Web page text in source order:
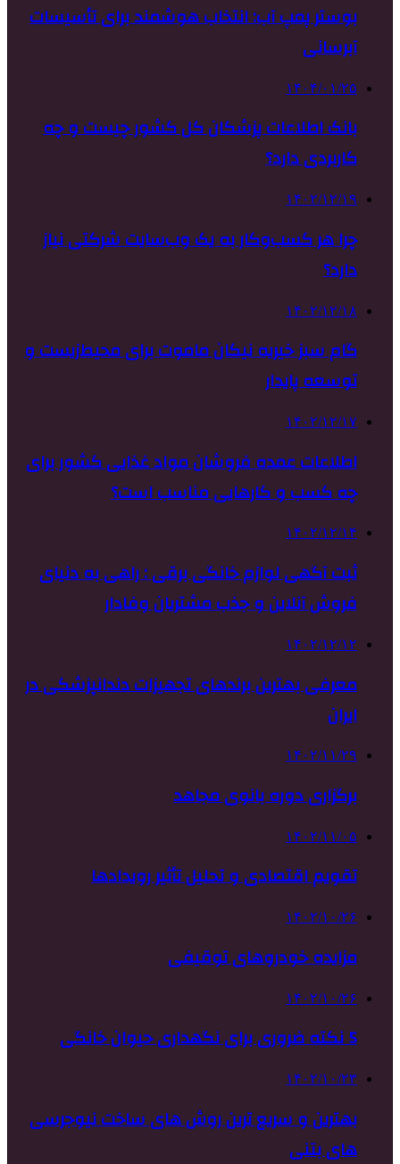
بوستر پمپ آب: انتخاب هوشمند برای تأسیسات
آبرسانی
۱۴۰۴/۰۱/۲۵
بانک اطلاعات پزشکان کل کشور چیست و چه
کاربردی دارد؟
۱۴۰۲/۱۲/۱۹
چرا هر کسب‌وکار به یک وب‌سایت شرکتی نیاز
دارد؟
۱۴۰۲/۱۲/۱۸
گام سبز خیریه نیکان ماموت برای محیط‌زیست و
توسعه پایدار
۱۴۰۲/۱۲/۱۷
اطلاعات عمده فروشان مواد غذایی کشور برای
چه کسب و کارهایی مناسب است؟
۱۴۰۲/۱۲/۱۴
ثبت آگهی لوازم خانگی برقی : راهی به دنیای
فروش آنلاین و جذب مشتریان وفادار
۱۴۰۲/۱۲/۱۲
معرفی بهترین برندهای تجهیزات دندانپزشکی در
ایران
۱۴۰۲/۱۱/۲۹
برگزاری دوره بانوی مجاهد
۱۴۰۲/۱۱/۰۵
تقویم اقتصادی و تحلیل تأثیر رویدادها
۱۴۰۲/۱۰/۲۶
مزایده خودروهای توقیفی
۱۴۰۲/۱۰/۲۶
5 نکته ضروری برای نگهداری حیوان خانگی
۱۴۰۲/۱۰/۲۳
بهترین و سریع ترین روش های ساخت نیوجرسی
های بتنی